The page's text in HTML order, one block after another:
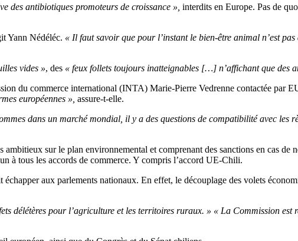
des antibiotiques promoteurs de croissance », interdits en Europe. Pas de
Yann Nédéléc. « Il faut savoir que pour l’instant le bien-être animal n’est
vides », des « feux follets toujours inatteignables […] n’affichant que des
du commerce international (INTA) Marie-Pierre Vedrenne contactée par
européennes », assure-t-elle.
dans un marché mondial, il y a des questions de compatibilité avec les
ambitieux sur le plan environnemental et comprenant des sanctions en cas de
à tous les accords de commerce. Y compris l’accord UE-Chili.
aux parlements nationaux. En effet, le découplage des volets
délétères pour l’agriculture et les territoires ruraux. » « La Commission est